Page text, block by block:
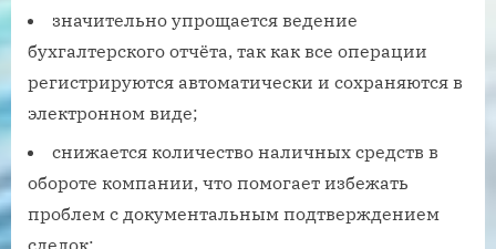
значительно упрощается ведение
бухгалтерского отчёта, так как все операции
регистрируются автоматически и сохраняются в
электронном виде;
снижается количество наличных средств в
обороте компании, что помогает избежать
проблем с документальным подтверждением
сделок;